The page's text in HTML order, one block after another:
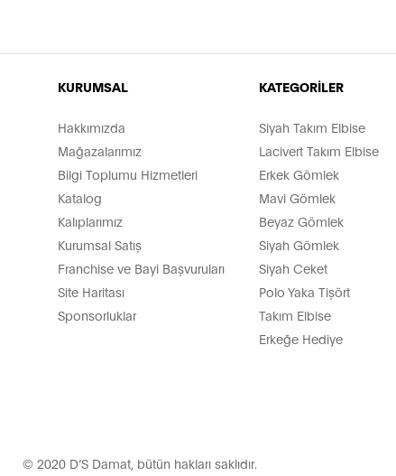
KURUMSAL
Hakkımızda
Mağazalarımız
Bilgi Toplumu Hizmetleri
Katalog
Kalıplarımız
Kurumsal Satış
Franchise ve Bayi Başvuruları
Site Haritası
Sponsorluklar
KATEGORİLER
Siyah Takım Elbise
Lacivert Takım Elbise
Erkek Gömlek
Mavi Gömlek
Beyaz Gömlek
Siyah Gömlek
Siyah Ceket
Polo Yaka Tişört
Takım Elbise
Erkeğe Hediye
© 2020 D’S Damat, bütün hakları saklıdır.